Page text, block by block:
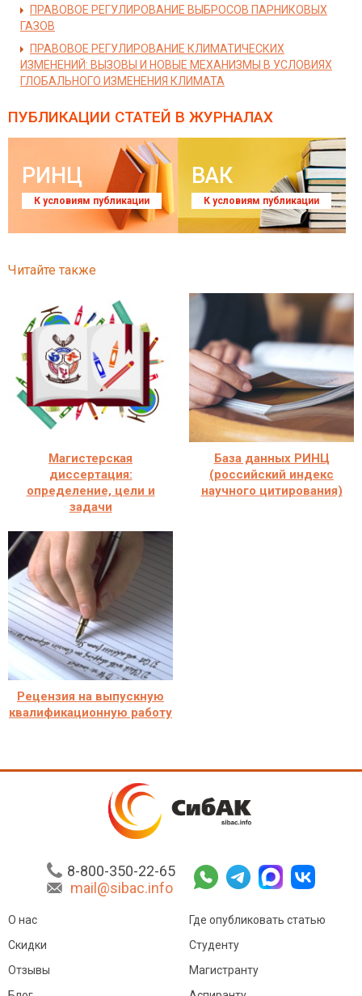
ПРАВОВОЕ РЕГУЛИРОВАНИЕ ВЫБРОСОВ ПАРНИКОВЫХ
ГАЗОВ
ПРАВОВОЕ РЕГУЛИРОВАНИЕ КЛИМАТИЧЕСКИХ
ИЗМЕНЕНИЙ: ВЫЗОВЫ И НОВЫЕ МЕХАНИЗМЫ В УСЛОВИЯХ
ГЛОБАЛЬНОГО ИЗМЕНЕНИЯ КЛИМАТА
ПУБЛИКАЦИИ СТАТЕЙ В ЖУРНАЛАХ
РИНЦ
К условиям публикации
ВАК
К условиям публикации
Читайте также
Магистерская
диссертация:
определение, цели и
задачи
База данных РИНЦ
(российский индекс
научного цитирования)
Рецензия на выпускную
квалификационную работу
8-800-350-22-65
mail@sibac.info
О нас
Скидки
Отзывы
Где опубликовать статью
Студенту
Магистранту